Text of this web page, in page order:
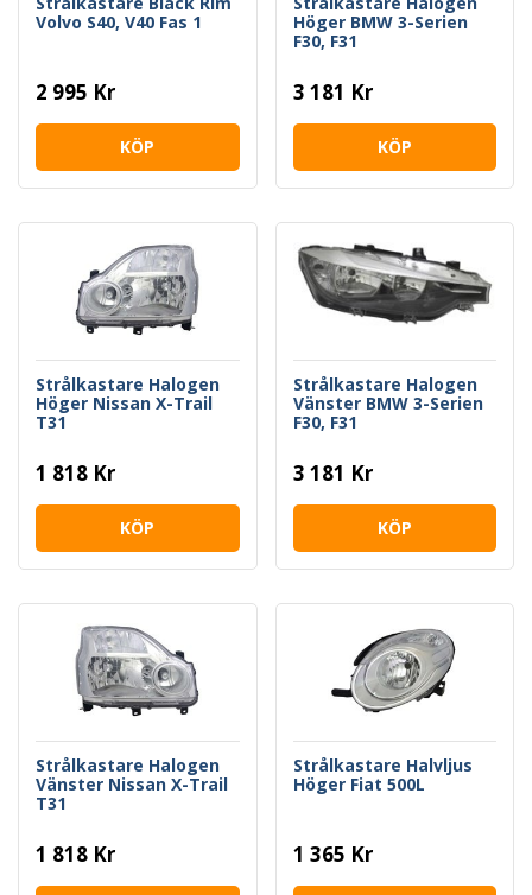
Volvo S40, V40 Fas 1
2 995 Kr
KÖP
Höger BMW 3-Serien
F30, F31
3 181 Kr
KÖP
Strålkastare Halogen
Höger Nissan X-Trail
T31
1 818 Kr
KÖP
Strålkastare Halogen
Vänster BMW 3-Serien
F30, F31
3 181 Kr
KÖP
Strålkastare Halogen
Vänster Nissan X-Trail
T31
1 818 Kr
Strålkastare Halvljus
Höger Fiat 500L
1 365 Kr